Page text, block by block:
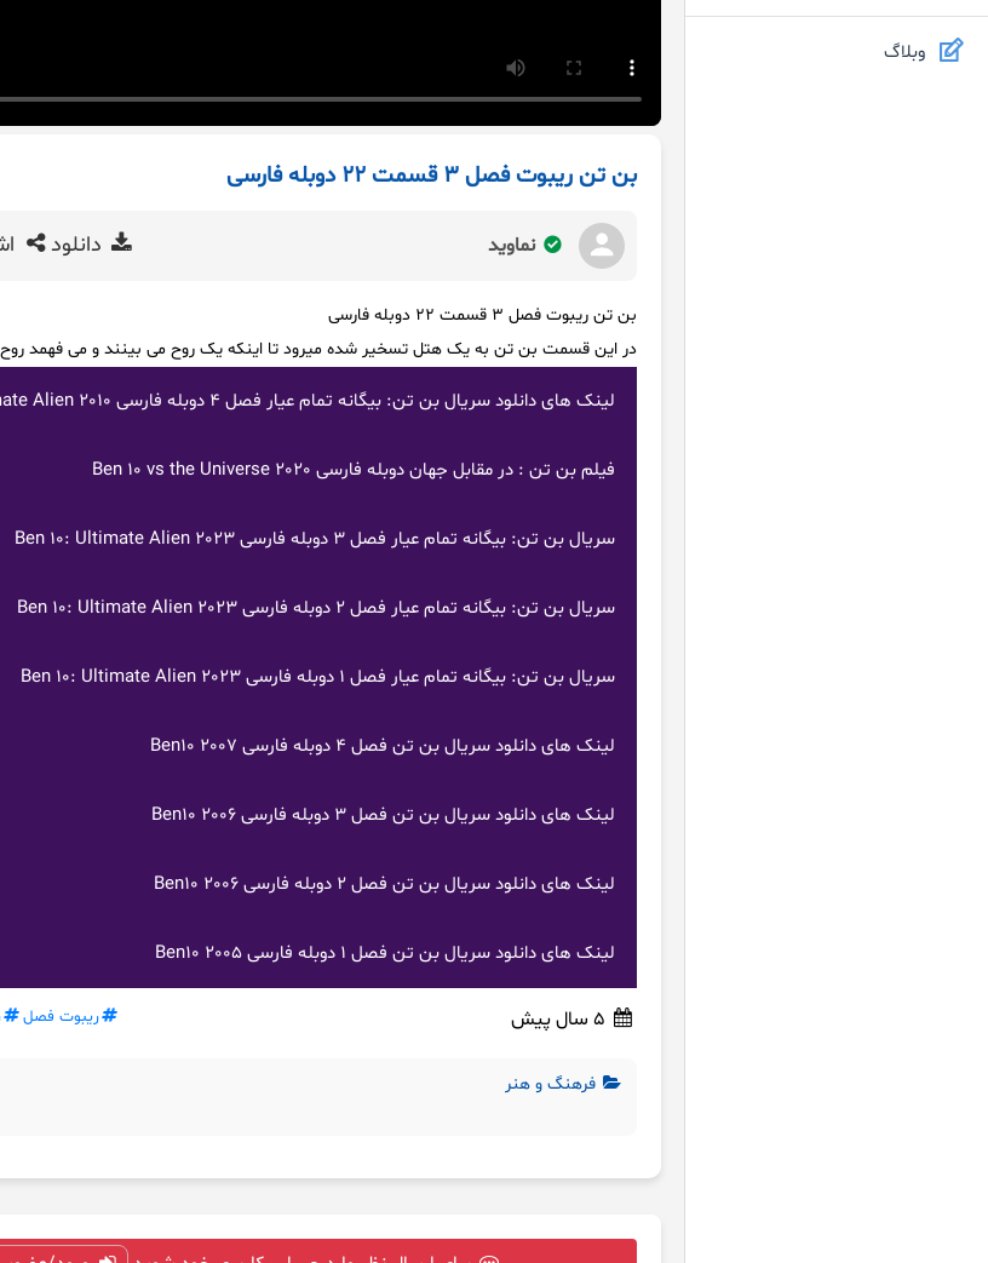
وبلاگ
بن تن ریبوت فصل 3 قسمت 22 دوبله فارسی
نماوید دانلود
بن تن ریبوت فصل 3 قسمت 22 دوبله فارسی
در این قسمت بن تن به یک هتل تسخیر شده میرود تا اینکه یک روح می بینند و می فهمد
لینک های دانلود سریال بن تن: بیگانه تمام عیار فصل 4 دوبله فارسی Ben 10: Ultimate Alien 2010
فیلم بن تن : در مقابل جهان دوبله فارسی Ben 10 vs the Universe 2020
سریال بن تن: بیگانه تمام عیار فصل 3 دوبله فارسی Ben 10: Ultimate Alien 2023
سریال بن تن: بیگانه تمام عیار فصل 2 دوبله فارسی Ben 10: Ultimate Alien 2023
سریال بن تن: بیگانه تمام عیار فصل 1 دوبله فارسی Ben 10: Ultimate Alien 2023
لینک های دانلود سریال بن تن فصل 4 دوبله فارسی Ben10 2007
لینک های دانلود سریال بن تن فصل 3 دوبله فارسی Ben10 2006
لینک های دانلود سریال بن تن فصل 2 دوبله فارسی Ben10 2006
لینک های دانلود سریال بن تن فصل 1 دوبله فارسی Ben10 2005
ریبوت فصل
فرهنگ و هنر